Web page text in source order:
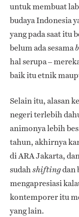
untuk membuat
budaya Indonesia
yang pada saat itu
belum ada sesama
hal serupa –
baik itu etnik
Selain itu, alasan
negeri terlebih
animonya lebih
tahun, akhirnya
di ARA Jakarta,
sudahshiftingdan
mengapresiasi
kontemporer itu
yang lain.